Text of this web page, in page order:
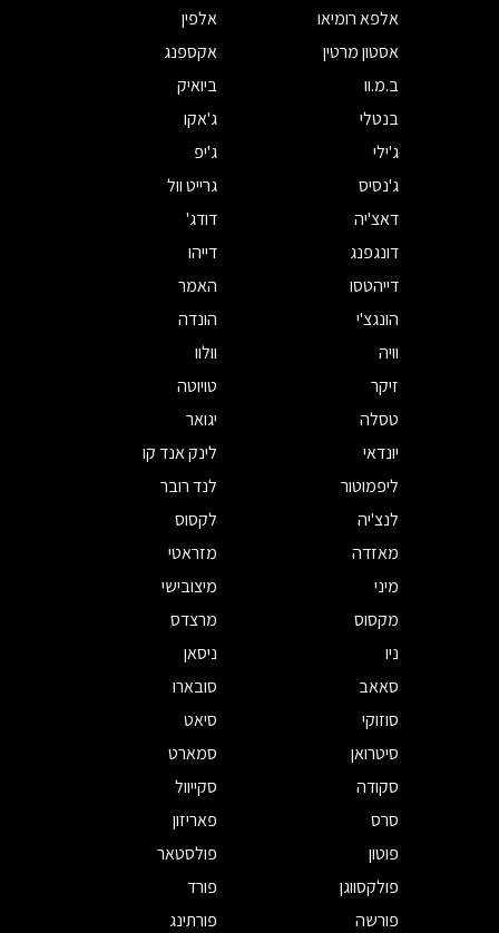
אלפא רומיאו
אלפין
אסטון מרטין
אקספנג
ב.מ.וו
ביואיק
בנטלי
ג'אקו
ג'ילי
ג'יפ
ג'נסיס
גרייט וול
דאצ'יה
דודג'
דונגפנג
דייהו
דייהטסו
האמר
הונגצ'י
הונדה
וויה
וולוו
זיקר
טויוטה
טסלה
יגואר
יונדאי
לינק אנד קו
ליפמוטור
לנד רובר
לנצ'יה
לקסוס
מאזדה
מזראטי
מיני
מיצובישי
מקסוס
מרצדס
ניו
ניסאן
סאאב
סובארו
סוזוקי
סיאט
סיטרואן
סמארט
סקודה
סקייוול
סרס
פאריזון
פוטון
פולסטאר
פולקסווגן
פורד
פורשה
פורתינג